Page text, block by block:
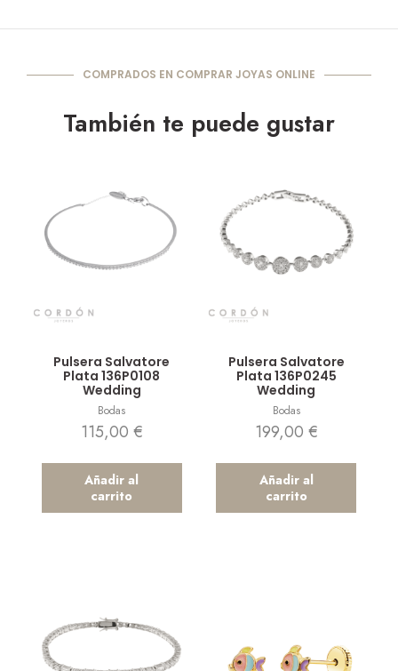
COMPRADOS EN COMPRAR JOYAS ONLINE
También te puede gustar
Pulsera Salvatore
Plata 136P0108
Wedding
Bodas
115,00 €
Añadir al
carrito
Pulsera Salvatore
Plata 136P0245
Wedding
Bodas
199,00 €
Añadir al
carrito